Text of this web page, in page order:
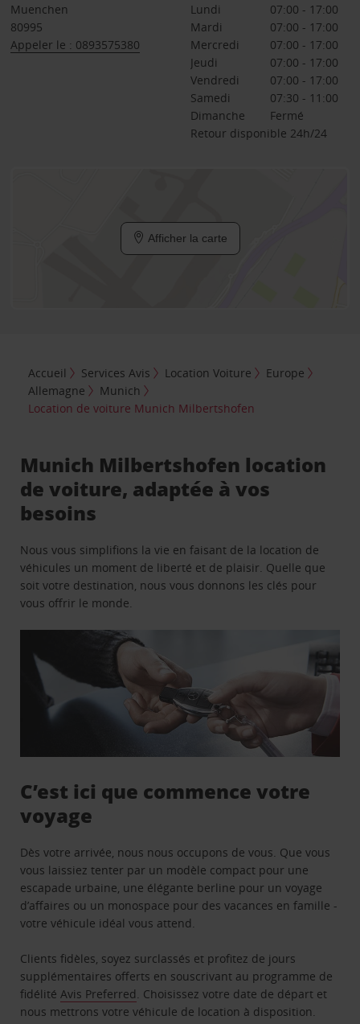
Muenchen
80995
Appeler le : 0893575380
Lundi
07:00 - 17:00
Mardi
07:00 - 17:00
Mercredi
07:00 - 17:00
Jeudi
07:00 - 17:00
Vendredi
07:00 - 17:00
Samedi
07:30 - 11:00
Dimanche
Fermé
Retour disponible 24h/24
Afficher la carte
Accueil Services Avis Location Voiture
Europe
Allemagne
Munich
Location de voiture Munich Milbertshofen
Munich Milbertshofen location
de voiture, adaptée à vos
besoins
Nous vous simplifions la vie en faisant de la location de
véhicules un moment de liberté et de plaisir. Quelle que
soit votre destination, nous vous donnons les clés pour
vous offrir le monde.
C’est ici que commence votre
voyage
Dès votre arrivée, nous nous occupons de vous. Que vous
vous laissiez tenter par un modèle compact pour une
escapade urbaine, une élégante berline pour un voyage
d’affaires ou un monospace pour des vacances en famille -
votre véhicule idéal vous attend.
Clients fidèles, soyez surclassés et profitez de jours
supplémentaires offerts en souscrivant au programme de
fidélitéAvis Preferred. Choisissez votre date de départ et
nous mettrons votre véhicule de location à disposition.